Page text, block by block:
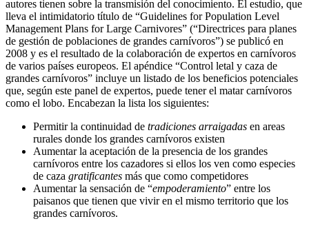
autores tienen sobre la transmisión del conocimiento. El estudio, que
lleva el intimidatorio título de “Guidelines for Population Level
Management Plans for Large Carnivores” (“Directrices para planes
de gestión de poblaciones de grandes carnívoros”) se publicó en
2008 y es el resultado de la colaboración de expertos en carnívoros
de varios países europeos. El apéndice “Control letal y caza de
grandes carnívoros” incluye un listado de los beneficios potenciales
que, según este panel de expertos, puede tener el matar carnívoros
como el lobo. Encabezan la lista los siguientes:
Permitir la continuidad de tradiciones arraigadas en areas
rurales donde los grandes carnívoros existen
Aumentar la aceptación de la presencia de los grandes
carnívoros entre los cazadores si ellos los ven como especies
de caza gratificantes más que como competidores
Aumentar la sensación de “empoderamiento” entre los
paisanos que tienen que vivir en el mismo territorio que los
grandes carnívoros.